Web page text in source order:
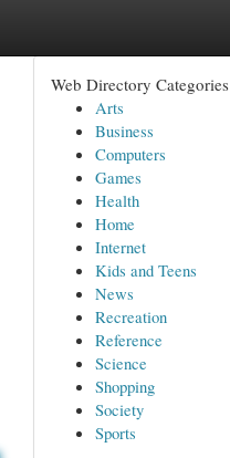
Web Directory Categories
Arts
Business
Computers
Games
Health
Home
Internet
Kids and Teens
News
Recreation
Reference
Science
Shopping
Society
Sports